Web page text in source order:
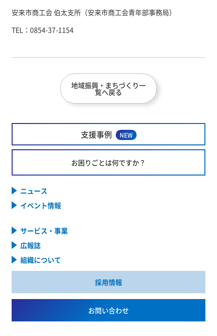
安来市商工会 伯太支所（安来市商工会青年部事務局）
TEL：0854-37-1154
地域振興・まちづくり一
覧へ戻る
支援事例 NEW
お困りごとは何ですか？
ニュース
イベント情報
サービス・事業
広報誌
組織について
採用情報
お問い合わせ